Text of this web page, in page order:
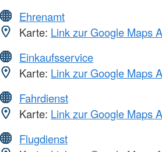
Ehrenamt
Karte: Link zur Google Maps
Einkaufsservice
Karte: Link zur Google Maps
Fahrdienst
Karte: Link zur Google Maps
Flugdienst